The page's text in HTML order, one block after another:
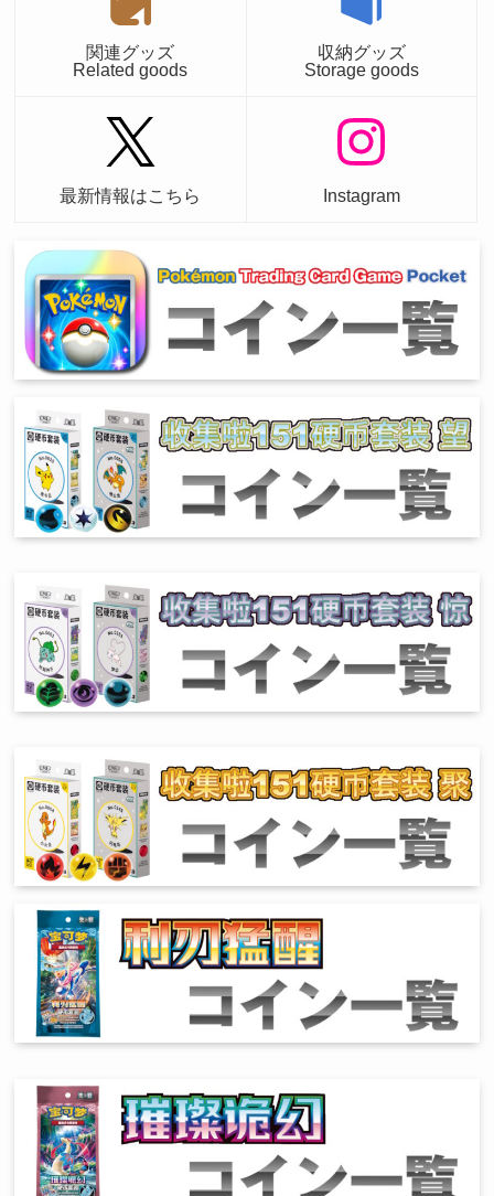
関連グッズ
Related goods
収納グッズ
Storage goods
最新情報はこちら Instagram